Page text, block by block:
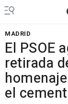
MADRID
El PSOE
retirada
el